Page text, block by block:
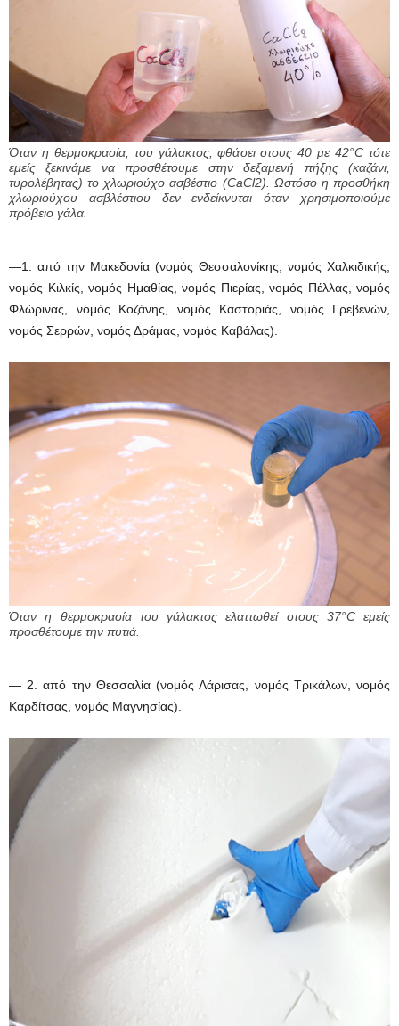
Όταν η θερμοκρασία, του γάλακτος, φθάσει στους 40 με 42°C τότε
εμείς ξεκινάμε να προσθέτουμε στην δεξαμενή πήξης (καζάνι,
τυρολέβητας) το χλωριούχο ασβέστιο (CaCl2). Ωστόσο η προσθήκη
χλωριούχου ασβλέστιου δεν ενδείκνυται όταν χρησιμοποιούμε
πρόβειο γάλα.
—1. από την Μακεδονία (νομός Θεσσαλονίκης, νομός Χαλκιδικής,
νομός Κιλκίς, νομός Ημαθίας, νομός Πιερίας, νομός Πέλλας, νομός
Φλώρινας, νομός Κοζάνης, νομός Καστοριάς, νομός Γρεβενών,
νομός Σερρών, νομός Δράμας, νομός Καβάλας).
Όταν η θερμοκρασία του γάλακτος ελαττωθεί στους 37°C εμείς
προσθέτουμε την πυτιά.
— 2. από την Θεσσαλία (νομός Λάρισας, νομός Τρικάλων, νομός
Καρδίτσας, νομός Μαγνησίας).